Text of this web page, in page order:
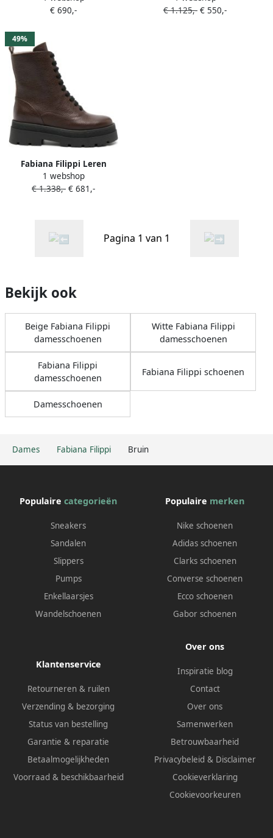
Dames Fabiana Filippi Bruin
€ 690,-
€ 1.125,- € 550,-
49%
Fabiana Filippi Leren
enkellaarzen Bruin
1 webshop
€ 1.338,- € 681,-
Pagina 1 van 1
Bekijk ook
Beige Fabiana Filippi
damesschoenen
Witte Fabiana Filippi
damesschoenen
Fabiana Filippi
damesschoenen
Fabiana Filippi schoenen
Damesschoenen
Populaire categorieën
Sneakers
Sandalen
Slippers
Pumps
Enkellaarsjes
Wandelschoenen
Populaire merken
Nike schoenen
Adidas schoenen
Clarks schoenen
Converse schoenen
Ecco schoenen
Gabor schoenen
Klantenservice
Retourneren & ruilen
Verzending & bezorging
Status van bestelling
Garantie & reparatie
Betaalmogelijkheden
Voorraad & beschikbaarheid
Over ons
Inspiratie blog
Contact
Over ons
Samenwerken
Betrouwbaarheid
Privacybeleid & Disclaimer
Cookieverklaring
Cookievoorkeuren